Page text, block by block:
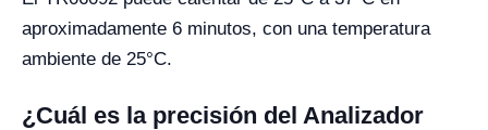
aproximadamente 6 minutos, con una temperatura
ambiente de 25°C.
¿Cuál es la precisión del Analizador